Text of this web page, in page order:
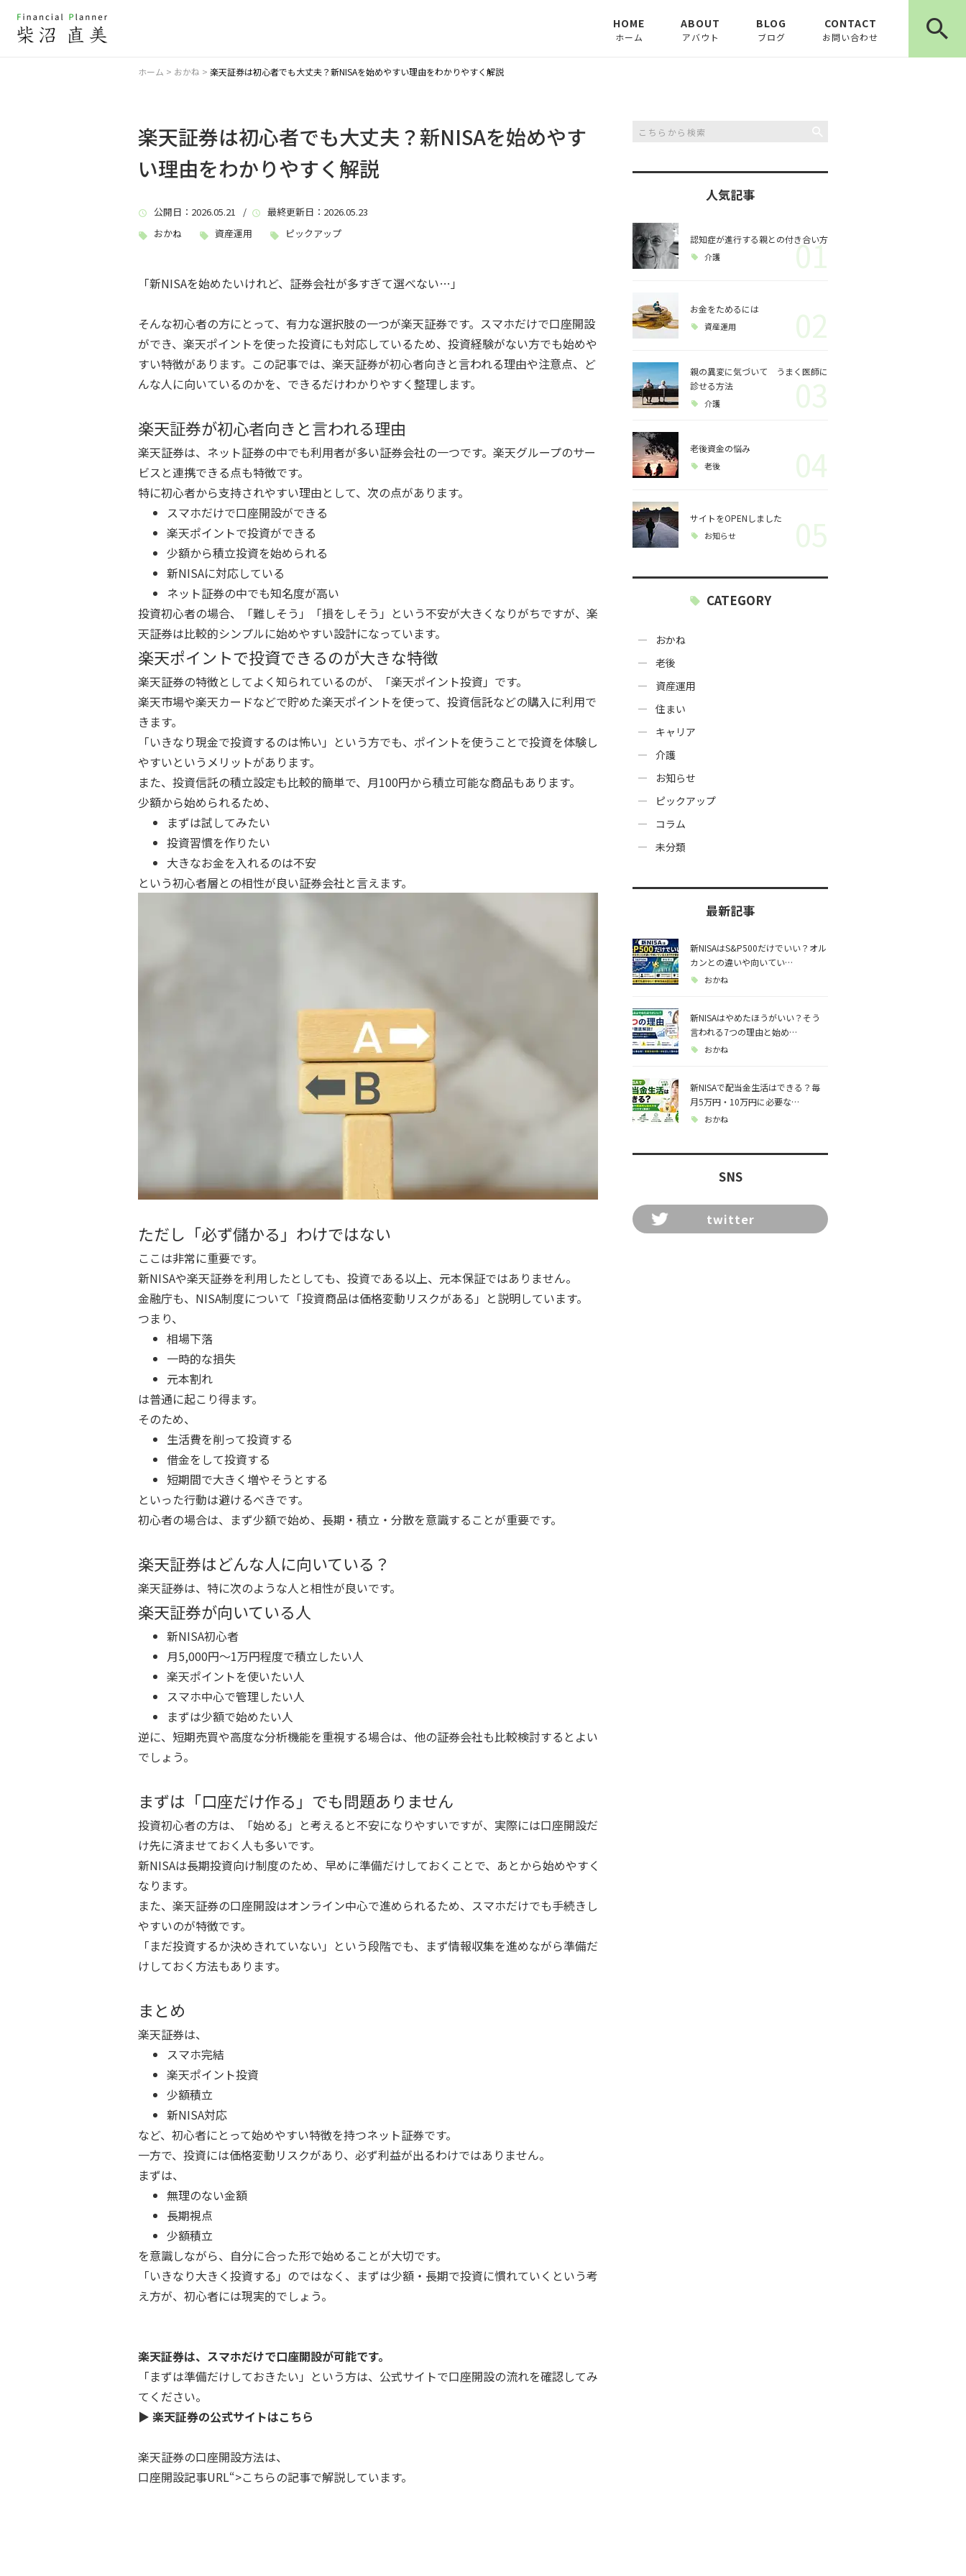
HOME
ホーム
ABOUT
アバウト
BLOG
ブログ
CONTACT
お問い合わせ
ホーム > おかね > 楽天証券は初心者でも大丈夫？新NISAを始めやすい理由をわかりやすく解説
楽天証券は初心者でも大丈夫？新NISAを始めやす
い理由をわかりやすく解説
公開日 ：2026.05.21 / 最終更新日 ：2026.05.23
おかね
資産運用 ピックアップ
「新NISAを始めたいけれど、証券会社が多すぎて選べない…」
そんな初心者の方にとって、有力な選択肢の一つが楽天証券です。スマホだけで口座開設
ができ、楽天ポイントを使った投資にも対応しているため、投資経験がない方でも始めや
すい特徴があります。この記事では、楽天証券が初心者向きと言われる理由や注意点、ど
んな人に向いているのかを、できるだけわかりやすく整理します。
楽天証券が初心者向きと言われる理由
楽天証券は、ネット証券の中でも利用者が多い証券会社の一つです。楽天グループのサー
ビスと連携できる点も特徴です。
特に初心者から支持されやすい理由として、次の点があります。
スマホだけで口座開設ができる
楽天ポイントで投資ができる
少額から積立投資を始められる
新NISAに対応している
ネット証券の中でも知名度が高い
投資初心者の場合、「難しそう」「損をしそう」という不安が大きくなりがちですが、楽
天証券は比較的シンプルに始めやすい設計になっています。
楽天ポイントで投資できるのが大きな特徴
楽天証券の特徴としてよく知られているのが、「楽天ポイント投資」です。
楽天市場や楽天カードなどで貯めた楽天ポイントを使って、投資信託などの購入に利用で
きます。
「いきなり現金で投資するのは怖い」という方でも、ポイントを使うことで投資を体験し
やすいというメリットがあります。
また、投資信託の積立設定も比較的簡単で、月100円から積立可能な商品もあります。
少額から始められるため、
まずは試してみたい
投資習慣を作りたい
大きなお金を入れるのは不安
という初心者層との相性が良い証券会社と言えます。
ただし「必ず儲かる」わけではない
ここは非常に重要です。
新NISAや楽天証券を利用したとしても、投資である以上、元本保証ではありません。
金融庁も、NISA制度について「投資商品は価格変動リスクがある」と説明しています。
つまり、
相場下落
一時的な損失
元本割れ
は普通に起こり得ます。
そのため、
生活費を削って投資する
借金をして投資する
短期間で大きく増やそうとする
といった行動は避けるべきです。
初心者の場合は、まず少額で始め、長期・積立・分散を意識することが重要です。
楽天証券はどんな人に向いている？
楽天証券は、特に次のような人と相性が良いです。
楽天証券が向いている人
新NISA初心者
月5,000円〜1万円程度で積立したい人
楽天ポイントを使いたい人
スマホ中心で管理したい人
まずは少額で始めたい人
逆に、短期売買や高度な分析機能を重視する場合は、他の証券会社も比較検討するとよい
でしょう。
まずは「口座だけ作る」でも問題ありません
投資初心者の方は、「始める」と考えると不安になりやすいですが、実際には口座開設だ
け先に済ませておく人も多いです。
新NISAは長期投資向け制度のため、早めに準備だけしておくことで、あとから始めやすく
なります。
また、楽天証券の口座開設はオンライン中心で進められるため、スマホだけでも手続きし
やすいのが特徴です。
「まだ投資するか決めきれていない」という段階でも、まず情報収集を進めながら準備だ
けしておく方法もあります。
まとめ
楽天証券は、
スマホ完結
楽天ポイント投資
少額積立
新NISA対応
など、初心者にとって始めやすい特徴を持つネット証券です。
一方で、投資には価格変動リスクがあり、必ず利益が出るわけではありません。
まずは、
無理のない金額
長期視点
少額積立
を意識しながら、自分に合った形で始めることが大切です。
「いきなり大きく投資する」のではなく、まずは少額・長期で投資に慣れていくという考
え方が、初心者には現実的でしょう。
楽天証券は、スマホだけで口座開設が可能です。
「まずは準備だけしておきたい」という方は、公式サイトで口座開設の流れを確認してみ
てください。
▶ 楽天証券の公式サイトはこちら
楽天証券の口座開設方法は、
口座開設記事URL“>こちらの記事で解説しています。
人気記事
認知症が進行する親との付き合い方
介護 01
お金をためるには
資産運用 02
親の異変に気づいて うまく医師に
診せる方法
介護 03
老後資金の悩み
老後 04
サイトをOPENしました
お知らせ 05
CATEGORY
おかね
老後
資産運用
住まい
キャリア
介護
お知らせ
ピックアップ
コラム
未分類
最新記事
新NISAはS&P500だけでいい？オル
カンとの違いや向いてい…
おかね
新NISAはやめたほうがいい？そう
言われる7つの理由と始め…
おかね
新NISAで配当金生活はできる？毎
月5万円・10万円に必要な…
おかね
SNS
twitter